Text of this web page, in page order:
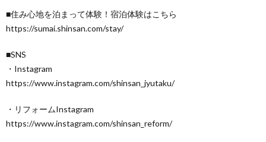
■住み心地を泊まって体験！宿泊体験はこちら
https://sumai.shinsan.com/stay/
■SNS
・Instagram
https://www.instagram.com/shinsan_jyutaku/
・リフォームInstagram
https://www.instagram.com/shinsan_reform/